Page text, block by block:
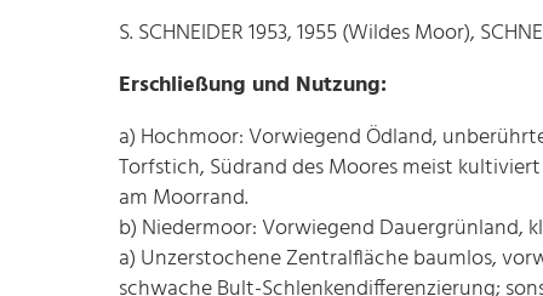
S. SCHNEIDER 1953, 1955 (Wildes Moor),
Erschließung und Nutzung:
a) Hochmoor: Vorwiegend Ödland,
Torfstich, Südrand des Moores meist
am Moorrand.
b) Niedermoor: Vorwiegend Dauergrünland,
a) Unzerstochene Zentralfläche baumlos,
schwache Bult-Schlenkendifferenzierung;